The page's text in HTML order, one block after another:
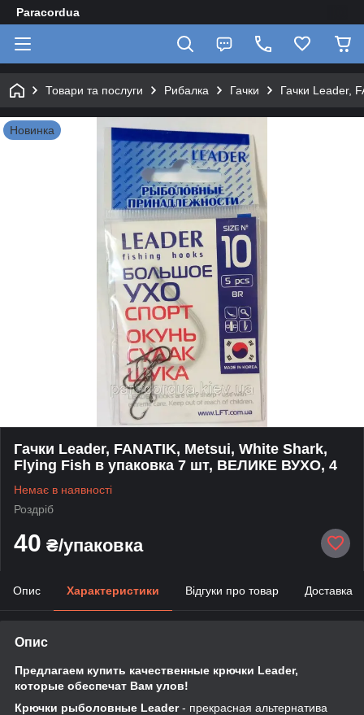
Paracordua
Товари та послуги Рибалка Гачки Гачки Leader,
Новинка
Гачки Leader, FANATIK, Metsui, White Shark,
Flying Fish в упаковка 7 шт, ВЕЛИКЕ ВУХО, 4
Немає в наявності
Роздріб
40 ₴/упаковка
Опис Характеристики Відгуки про товар Доставка
Опис
Предлагаем купить качественные крючки Leader,
которые обеспечат Вам улов!
Крючки рыболовные Leader- прекрасная альтернатива